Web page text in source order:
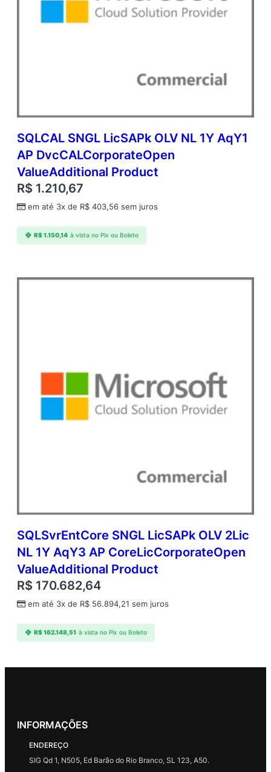
SQLCAL SNGL LicSAPk OLV NL 1Y AqY1
AP DvcCALCorporateOpen
ValueAdditional Product
R$ 1.210,67
em até 3x de R$ 403,56 sem juros
R$1.150,14 à vista no Pix ou Boleto
SQLSvrEntCore SNGL LicSAPk OLV 2Lic
NL 1Y AqY3 AP CoreLicCorporateOpen
ValueAdditional Product
R$ 170.682,64
em até 3x de R$ 56.894,21 sem juros
R$162.148,51 à vista no Pix ou Boleto
INFORMAÇÕES
ENDEREÇO
SIG Qd 1, N505, Ed Barão do Rio Branco, SL 123, A50.